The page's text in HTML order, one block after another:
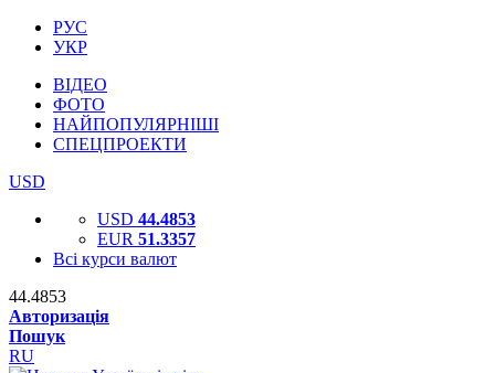
РУС
УКР
ВІДЕО
ФОТО
НАЙПОПУЛЯРНІШІ
СПЕЦПРОЕКТИ
USD
USD 44.4853
EUR 51.3357
Всі курси валют
44.4853
Авторизація
Пошук
RU